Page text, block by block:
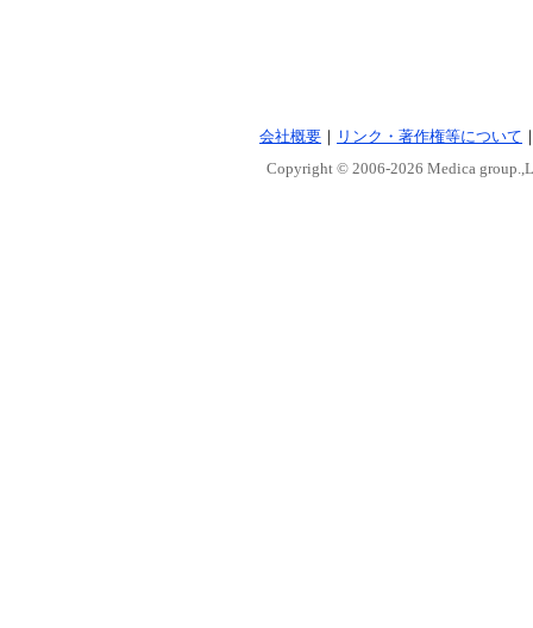
会社概要 ｜ リンク・著作権等について
Copyright © 2006-2026 Medica